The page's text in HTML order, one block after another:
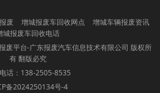
废 增城报废车回收网点
增城车辆报废资讯
城报废车回收电话
废平台-广东报废汽车信息技术有限公司 版权所
有 翻版必究
话：138-2505-8535
备2024250134号-4